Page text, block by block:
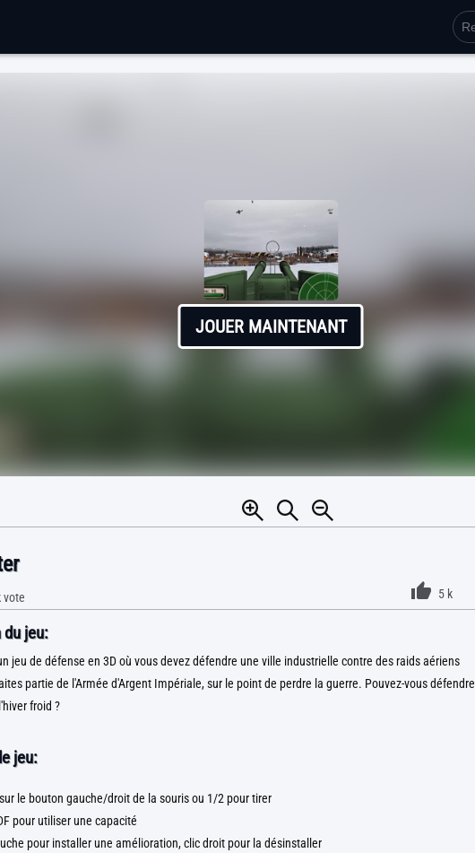
JOUER MAINTENANT
vote 5 k
jeu:
jeu de défense en 3D où vous devez défendre une ville industrielle contre des raids aériens
partie de l'Armée d'Argent Impériale, sur le point de perdre la guerre. Pouvez-vous défendre
froid ?
jeu:
le bouton gauche/droit de la souris ou 1/2 pour tirer
pour utiliser une capacité
pour installer une amélioration, clic droit pour la désinstaller